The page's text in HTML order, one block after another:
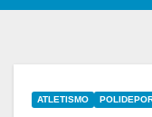
ATLETISMO